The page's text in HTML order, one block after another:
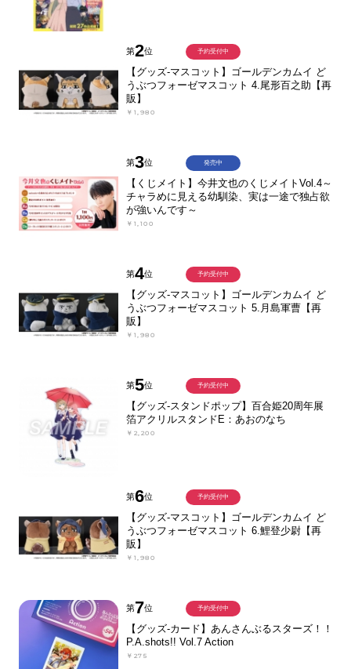
第2位
【グッズ-マスコット】ゴールデンカムイ ど
うぶつフォーゼマスコット 4.尾形百之助【再
販】
￥1,980
予約受付中
第3位
【くじメイト】今井文也のくじメイトVol.4～
チャラめに見える幼馴染、実は一途で独占欲
が強いんです～
￥1,100
発売中
第4位
【グッズ-マスコット】ゴールデンカムイ ど
うぶつフォーゼマスコット 5.月島軍曹【再
販】
￥1,980
予約受付中
第5位
【グッズ-スタンドポップ】百合姫20周年展
箔アクリルスタンドE：あおのなち
￥2,200
予約受付中
第6位
【グッズ-マスコット】ゴールデンカムイ ど
うぶつフォーゼマスコット 6.鯉登少尉【再
販】
￥1,980
予約受付中
第7位
【グッズ-カード】あんさんぶるスターズ！！
P.A.shots!! Vol.7 Action
￥275
予約受付中